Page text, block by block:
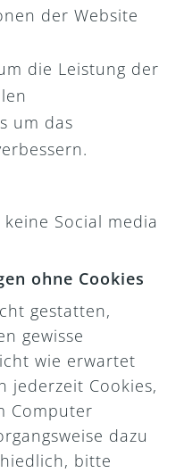
der Website
die Leistung der
um das
Social media
ohne Cookies
gestatten,
gewisse
wie erwartet
jederzeit Cookies,
Computer
dazu
bitte